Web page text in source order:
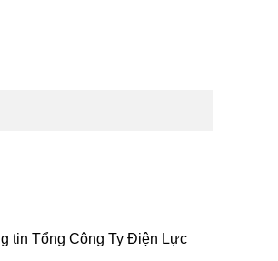
tin Tổng Công Ty Điện Lực